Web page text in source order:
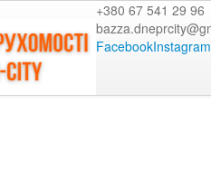
+380 67 541 29 96
FacebookInstagram